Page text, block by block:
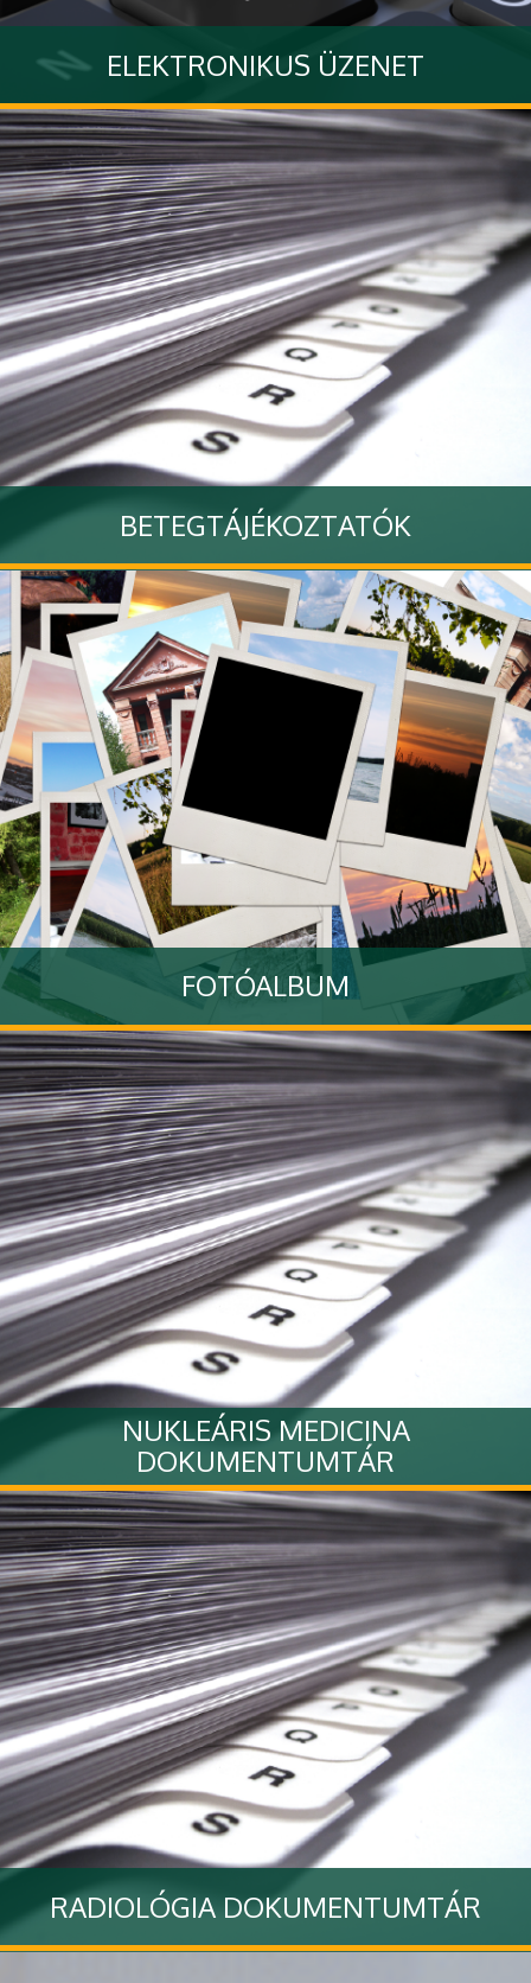
ELEKTRONIKUS ÜZENET
Küldjön nekünk üzenetet interaktív űrlapon keresztül
Tovább
BETEGTÁJÉKOZTATÓK
Tovább
FOTÓALBUM
A Klinikánkhoz kapcsolódó rendezvényekről készült
fotógaléria
Tovább
NUKLEÁRIS MEDICINA
DOKUMENTUMTÁR
Tovább
RADIOLÓGIA DOKUMENTUMTÁR